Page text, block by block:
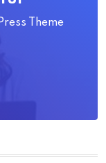
Theme